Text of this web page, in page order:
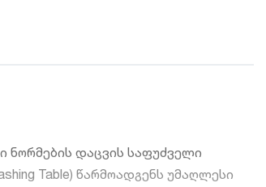
ნორმების დაცვის საფუძველი
Table) წარმოადგენს უმაღლესი